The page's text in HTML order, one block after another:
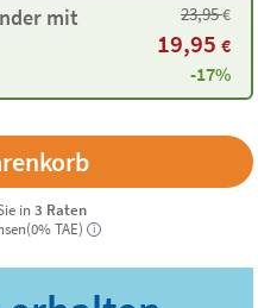
mit
23,95€
19,95€
-17%
in 3 Raten
TAE)
i